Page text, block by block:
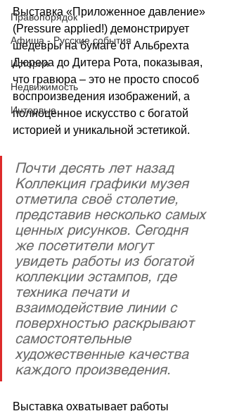
Правопорядок
Афиша - Русские события
История
Недвижимость
Интервью
Выставка «Приложенное давление»
(Pressure applied!) демонстрирует
шедевры на бумаге от Альбрехта
Дюрера до Дитера Рота, показывая,
что гравюра – это не просто способ
воспроизведения изображений, а
полноценное искусство с богатой
историей и уникальной эстетикой.
Почти десять лет назад
Коллекция графики музея
отметила своё столетие,
представив несколько самых
ценных рисунков. Сегодня
же посетители могут
увидеть работы из богатой
коллекции эстампов, где
техника печати и
взаимодействие линии с
поверхностью раскрывают
самостоятельные
художественные качества
каждого произведения.
Выставка охватывает работы